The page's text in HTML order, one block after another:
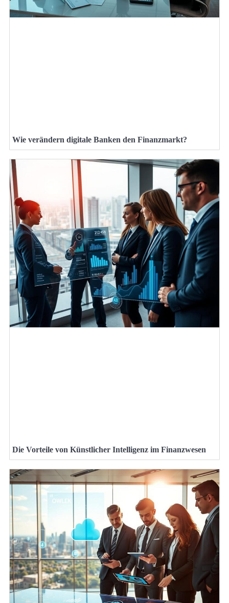
Wie verändern digitale Banken den Finanzmarkt?
Die Vorteile von Künstlicher Intelligenz im Finanzwesen